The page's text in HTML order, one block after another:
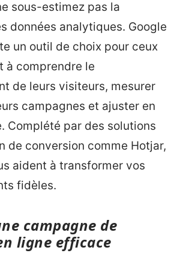
sous-estimez pas la
données analytiques. Google
un outil de choix pour ceux
à comprendre le
de leurs visiteurs, mesurer
campagnes et ajuster en
Complété par des solutions
de conversion comme Hotjar,
aident à transformer vos
fidèles.
campagne de
ligne efficace